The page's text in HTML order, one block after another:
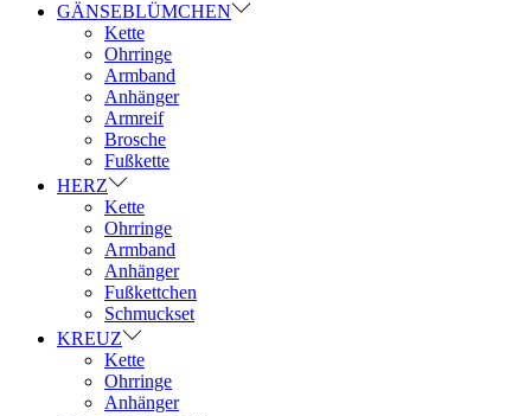
GÄNSEBLÜMCHEN
Kette
Ohrringe
Armband
Anhänger
Armreif
Brosche
Fußkette
HERZ
Kette
Ohrringe
Armband
Anhänger
Fußkettchen
Schmuckset
KREUZ
Kette
Ohrringe
Anhänger